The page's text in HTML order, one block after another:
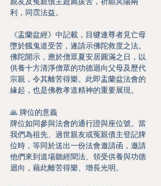
利，同霑法益。
《盂蘭盆經》中記載，目犍連尊者見亡母
墮於餓鬼道受苦，遂請示佛陀救度之法。
佛陀開示，應於僧眾夏安居圓滿之日，以
供養十方清淨僧眾的功德迴向父母及歷代
宗親，令其離苦得樂。此即盂蘭盆法會的
緣起，也是佛教孝道精神的重要展現。
🙏 牌位的意義
牌位如同參與法會的通行證與座位號。當
我們為祖先、過世親友或冤親債主登記牌
位時，等同於送出一份法會邀請函，邀請
他們來到道場聽經聞法、領受供養與功德
迴向，藉此離苦得樂、增長光明。